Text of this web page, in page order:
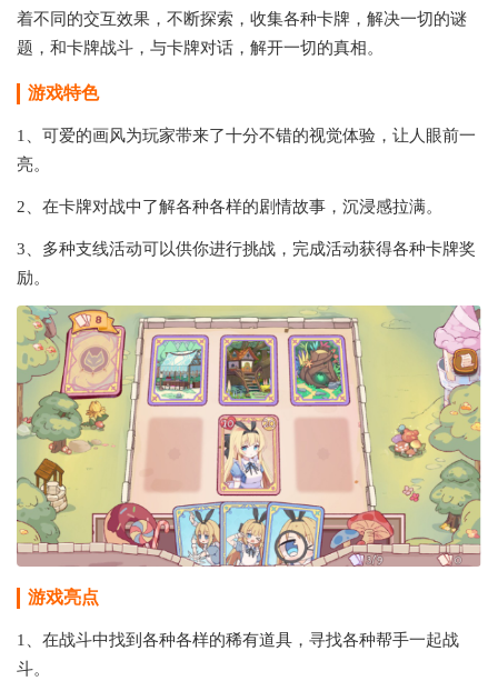
着不同的交互效果，不断探索，收集各种卡牌，解决一切的谜
题，和卡牌战斗，与卡牌对话，解开一切的真相。
游戏特色
1、可爱的画风为玩家带来了十分不错的视觉体验，让人眼前一
亮。
2、在卡牌对战中了解各种各样的剧情故事，沉浸感拉满。
3、多种支线活动可以供你进行挑战，完成活动获得各种卡牌奖
励。
游戏亮点
1、在战斗中找到各种各样的稀有道具，寻找各种帮手一起战
斗。